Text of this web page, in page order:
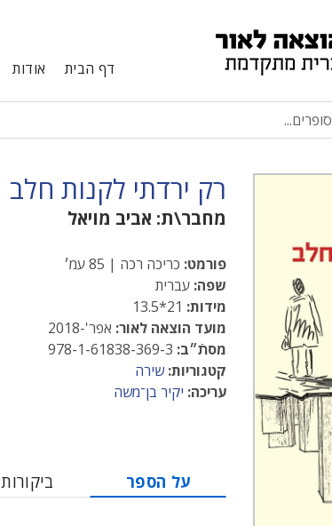
דף הבית אודות
רק ירדתי לקנות חלב
מחבר\ת: אביב מויאל
פורמט: כריכה רכה | 85 עמ׳
שפה: עברית
מידות:
מועד הוצאה לאור: אפר'-2018
מסתֿ״ב:
קטגוריות: שירה
עריכה: יקיר בן־משה
על הספר ביקורות